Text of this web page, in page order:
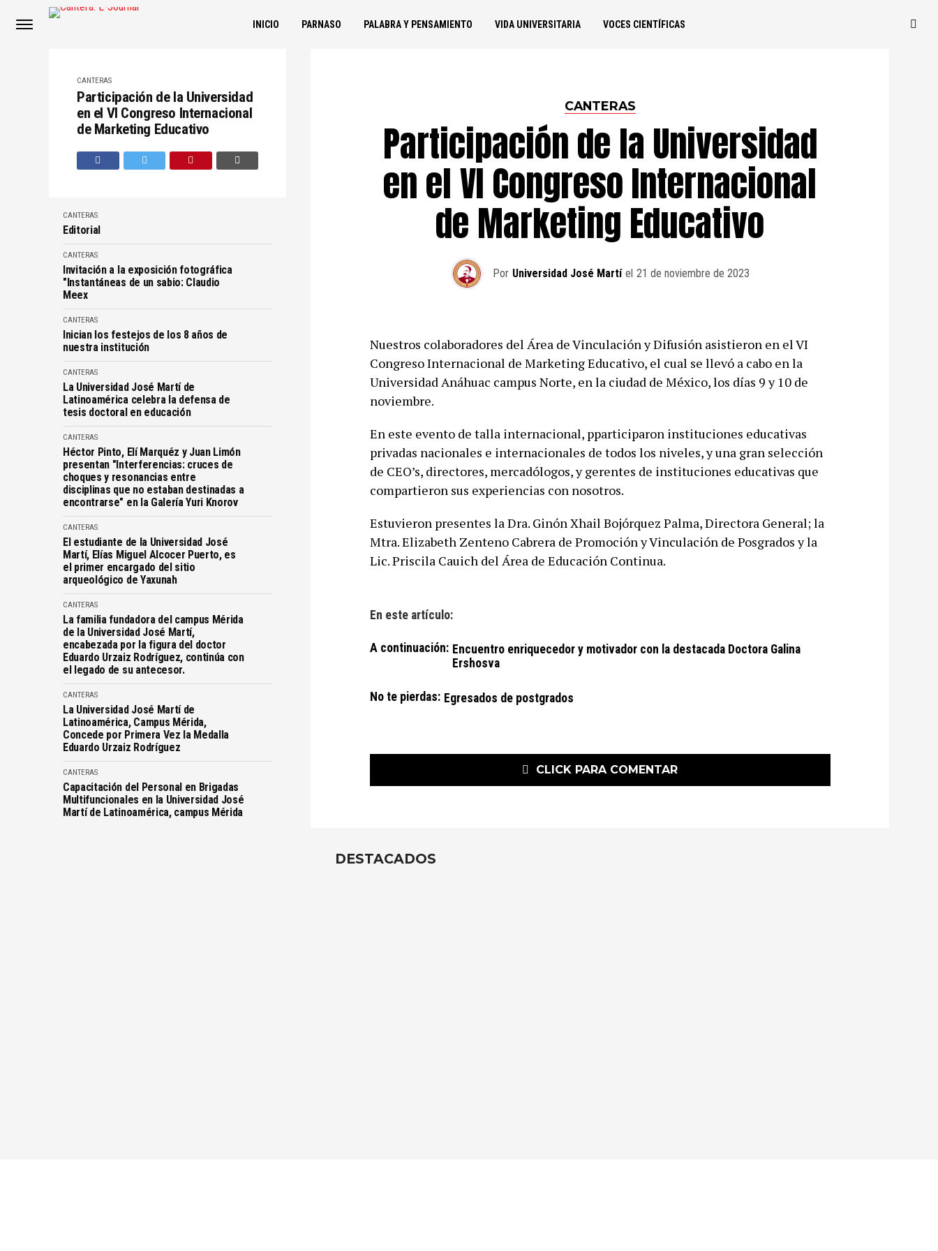
INICIO PARNASO PALABRA Y PENSAMIENTO VIDA UNIVERSITARIA VOCES CIENTÍFICAS
CANTERAS
Participación de la Universidad
en el VI Congreso Internacional
de Marketing Educativo
CANTERAS
Editorial
CANTERAS
Invitación a la exposición fotográfica
"Instantáneas de un sabio: Claudio
Meex
CANTERAS
Inician los festejos de los 8 años de
nuestra institución
CANTERAS
La Universidad José Martí de
Latinoamérica celebra la defensa de
tesis doctoral en educación
CANTERAS
Héctor Pinto, Elí Marquéz y Juan Limón
presentan "Interferencias: cruces de
choques y resonancias entre
disciplinas que no estaban destinadas a
encontrarse" en la Galería Yuri Knorov
CANTERAS
El estudiante de la Universidad José
Martí, Elías Miguel Alcocer Puerto, es
el primer encargado del sitio
arqueológico de Yaxunah
CANTERAS
La familia fundadora del campus Mérida
de la Universidad José Martí,
encabezada por la figura del doctor
Eduardo Urzaiz Rodríguez, continúa con
el legado de su antecesor.
CANTERAS
La Universidad José Martí de
Latinoamérica, Campus Mérida,
Concede por Primera Vez la Medalla
Eduardo Urzaiz Rodríguez
CANTERAS
Capacitación del Personal en Brigadas
Multifuncionales en la Universidad José
Martí de Latinoamérica, campus Mérida
CANTERAS
Participación de la Universidad
en el VI Congreso Internacional
de Marketing Educativo
Por Universidad José Martí el 21 de noviembre de 2023
Nuestros colaboradores del Área de Vinculación y Difusión asistieron en el VI
Congreso Internacional de Marketing Educativo, el cual se llevó a cabo en la
Universidad Anáhuac campus Norte, en la ciudad de México, los días 9 y 10 de
noviembre.
En este evento de talla internacional, pparticiparon instituciones educativas
privadas nacionales e internacionales de todos los niveles, y una gran selección
de CEO’s, directores, mercadólogos, y gerentes de instituciones educativas que
compartieron sus experiencias con nosotros.
Estuvieron presentes la Dra. Ginón Xhail Bojórquez Palma, Directora General; la
Mtra. Elizabeth Zenteno Cabrera de Promoción y Vinculación de Posgrados y la
Lic. Priscila Cauich del Área de Educación Continua.
En este artículo:
A continuación: Encuentro enriquecedor y motivador con la destacada Doctora Galina
Ershosva
No te pierdas: Egresados de postgrados
CLICK PARA COMENTAR
DESTACADOS